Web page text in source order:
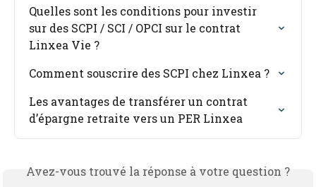
Quelles sont les conditions pour investir
sur des SCPI / SCI / OPCI sur le contrat
Linxea Vie ?
Comment souscrire des SCPI chez Linxea ?
Les avantages de transférer un contrat
d’épargne retraite vers un PER Linxea
Avez-vous trouvé la réponse à votre question ?